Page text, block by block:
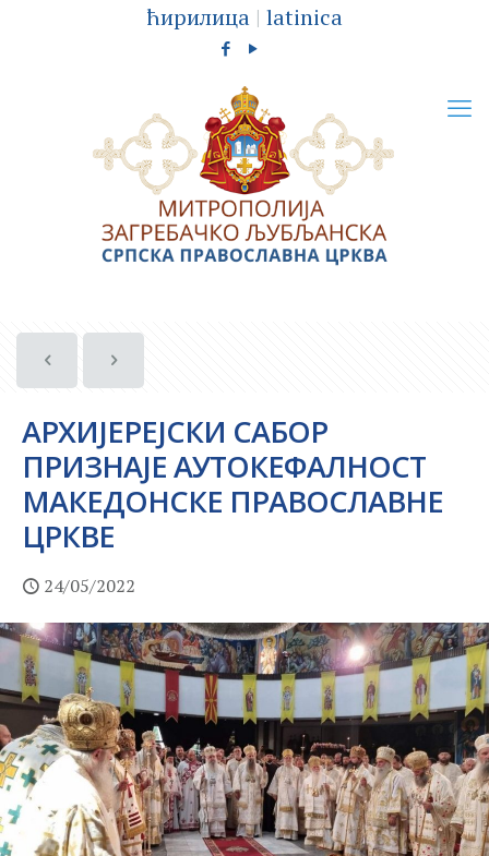
ћирилица | latinica
АРХИЈЕРЕЈСКИ САБОР
ПРИЗНАЈЕ АУТОКЕФАЛНОСТ
МАКЕДОНСКЕ ПРАВОСЛАВНЕ
ЦРКВЕ
24/05/2022